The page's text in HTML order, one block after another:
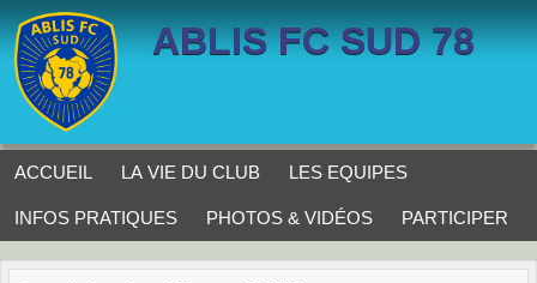
ABLIS FC SUD 78
ACCUEIL LA VIE DU CLUB LES EQUIPES
INFOS PRATIQUES PHOTOS & VIDÉOS PARTICIPER
Panneau de gestion des cookies